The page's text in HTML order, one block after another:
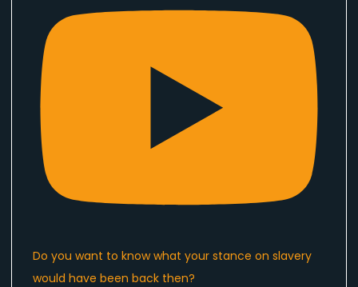
Do you want to know what your stance on slavery
would have been back then?